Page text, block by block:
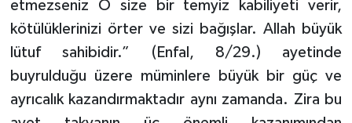
etmezseniz O size bir temyiz kabiliyeti verir,
kötülüklerinizi örter ve sizi bağışlar. Allah büyük
lütuf sahibidir.” (Enfal, 8/29.) ayetinde
buyrulduğu üzere müminlere büyük bir güç ve
ayrıcalık kazandırmaktadır aynı zamanda. Zira bu
Kırklareli Müftülüğü
Kırşehir Müftülüğü
Kocaeli Müftülüğü